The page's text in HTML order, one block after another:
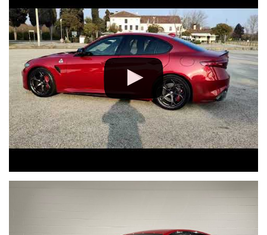
• Garanzia legale di Conformità prevista obbligatoriamente dal
Codice del Consumo;
• Garanzia assicurativa estensibile fino a 3 anni senza limite di
chilometraggio.
Segui Autosalone 2000 srl e leggi le recensioni che descrivono
l’esperienza dei nostri clienti:
• www.autosalone2000.eu dove potrai trovare l’intero parco auto
aggiornato, maggiori foto e info per ogni singola vettura, i nostri
servizi e la nostra storia dal 1976 ad oggi.
• Facebook / Instagram aggiornato con nuovi arrivi, descrizioni delle
attività e l’album fotografico delle consegne, ovvero il momento più
Telefono fisso chiamaci : +39 0422 890220